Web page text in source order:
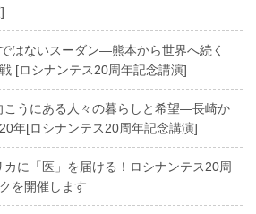
はないスーダン―熊本から世界へ続く
[ロシナンテス20周年記念講演]
こうにある人々の暮らしと希望―長崎か
年[ロシナンテス20周年記念講演]
に「医」を届ける！ロシナンテス20周
を開催します